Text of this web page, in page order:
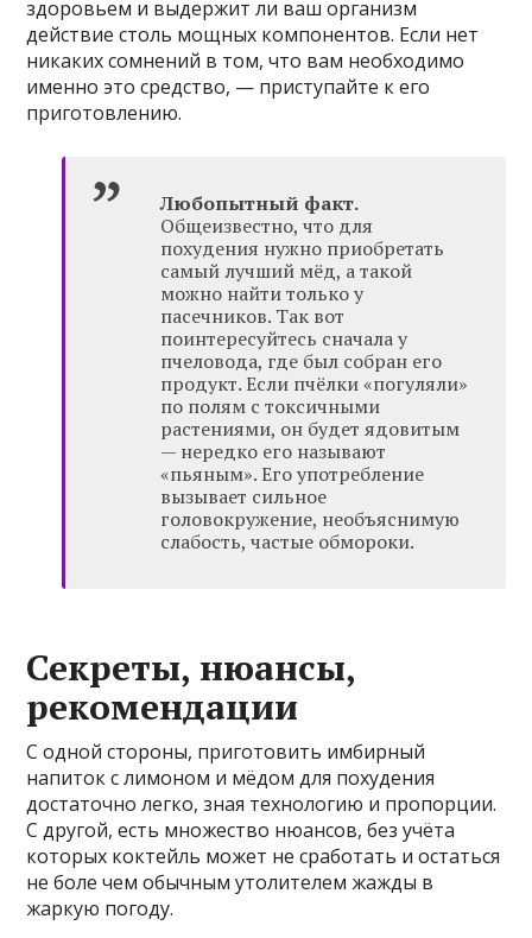
здоровьем и выдержит ли ваш организм
действие столь мощных компонентов. Если нет
никаких сомнений в том, что вам необходимо
именно это средство, — приступайте к его
приготовлению.
Любопытный факт.
Общеизвестно, что для
похудения нужно приобретать
самый лучший мёд, а такой
можно найти только у
пасечников. Так вот
поинтересуйтесь сначала у
пчеловода, где был собран его
продукт. Если пчёлки «погуляли»
по полям с токсичными
растениями, он будет ядовитым
— нередко его называют
«пьяным». Его употребление
вызывает сильное
головокружение, необъяснимую
слабость, частые обмороки.
Секреты, нюансы,
рекомендации
С одной стороны, приготовить имбирный
напиток с лимоном и мёдом для похудения
достаточно легко, зная технологию и пропорции.
С другой, есть множество нюансов, без учёта
которых коктейль может не сработать и остаться
не боле чем обычным утолителем жажды в
жаркую погоду.